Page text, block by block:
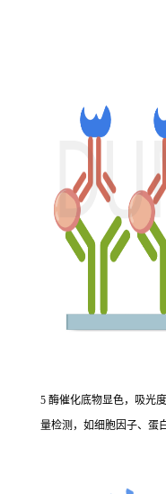
5 酶催化底物显色，吸光
量检测，如细胞因子、蛋